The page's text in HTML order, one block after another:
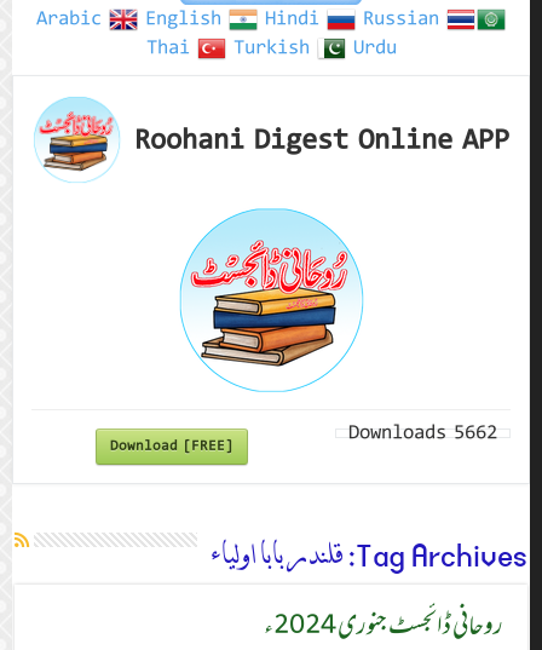
Arabic
English Hindi
Russian
Thai
Turkish Urdu
Roohani Digest Online APP
Download [FREE] 5662
Downloads
Tag Archives: قلندر بابا اولیاء
روحانی ڈائجسٹ جنوری 2024ء